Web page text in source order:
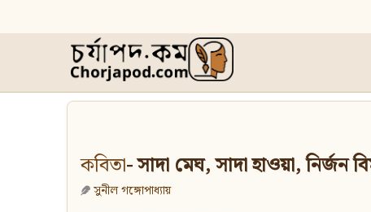
কবিতা- সাদা মেঘ, সাদা হাওয়া, নির্জন
সুনীল গঙ্গোপাধ্যায়